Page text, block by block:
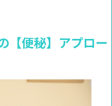
【便秘】アプロー